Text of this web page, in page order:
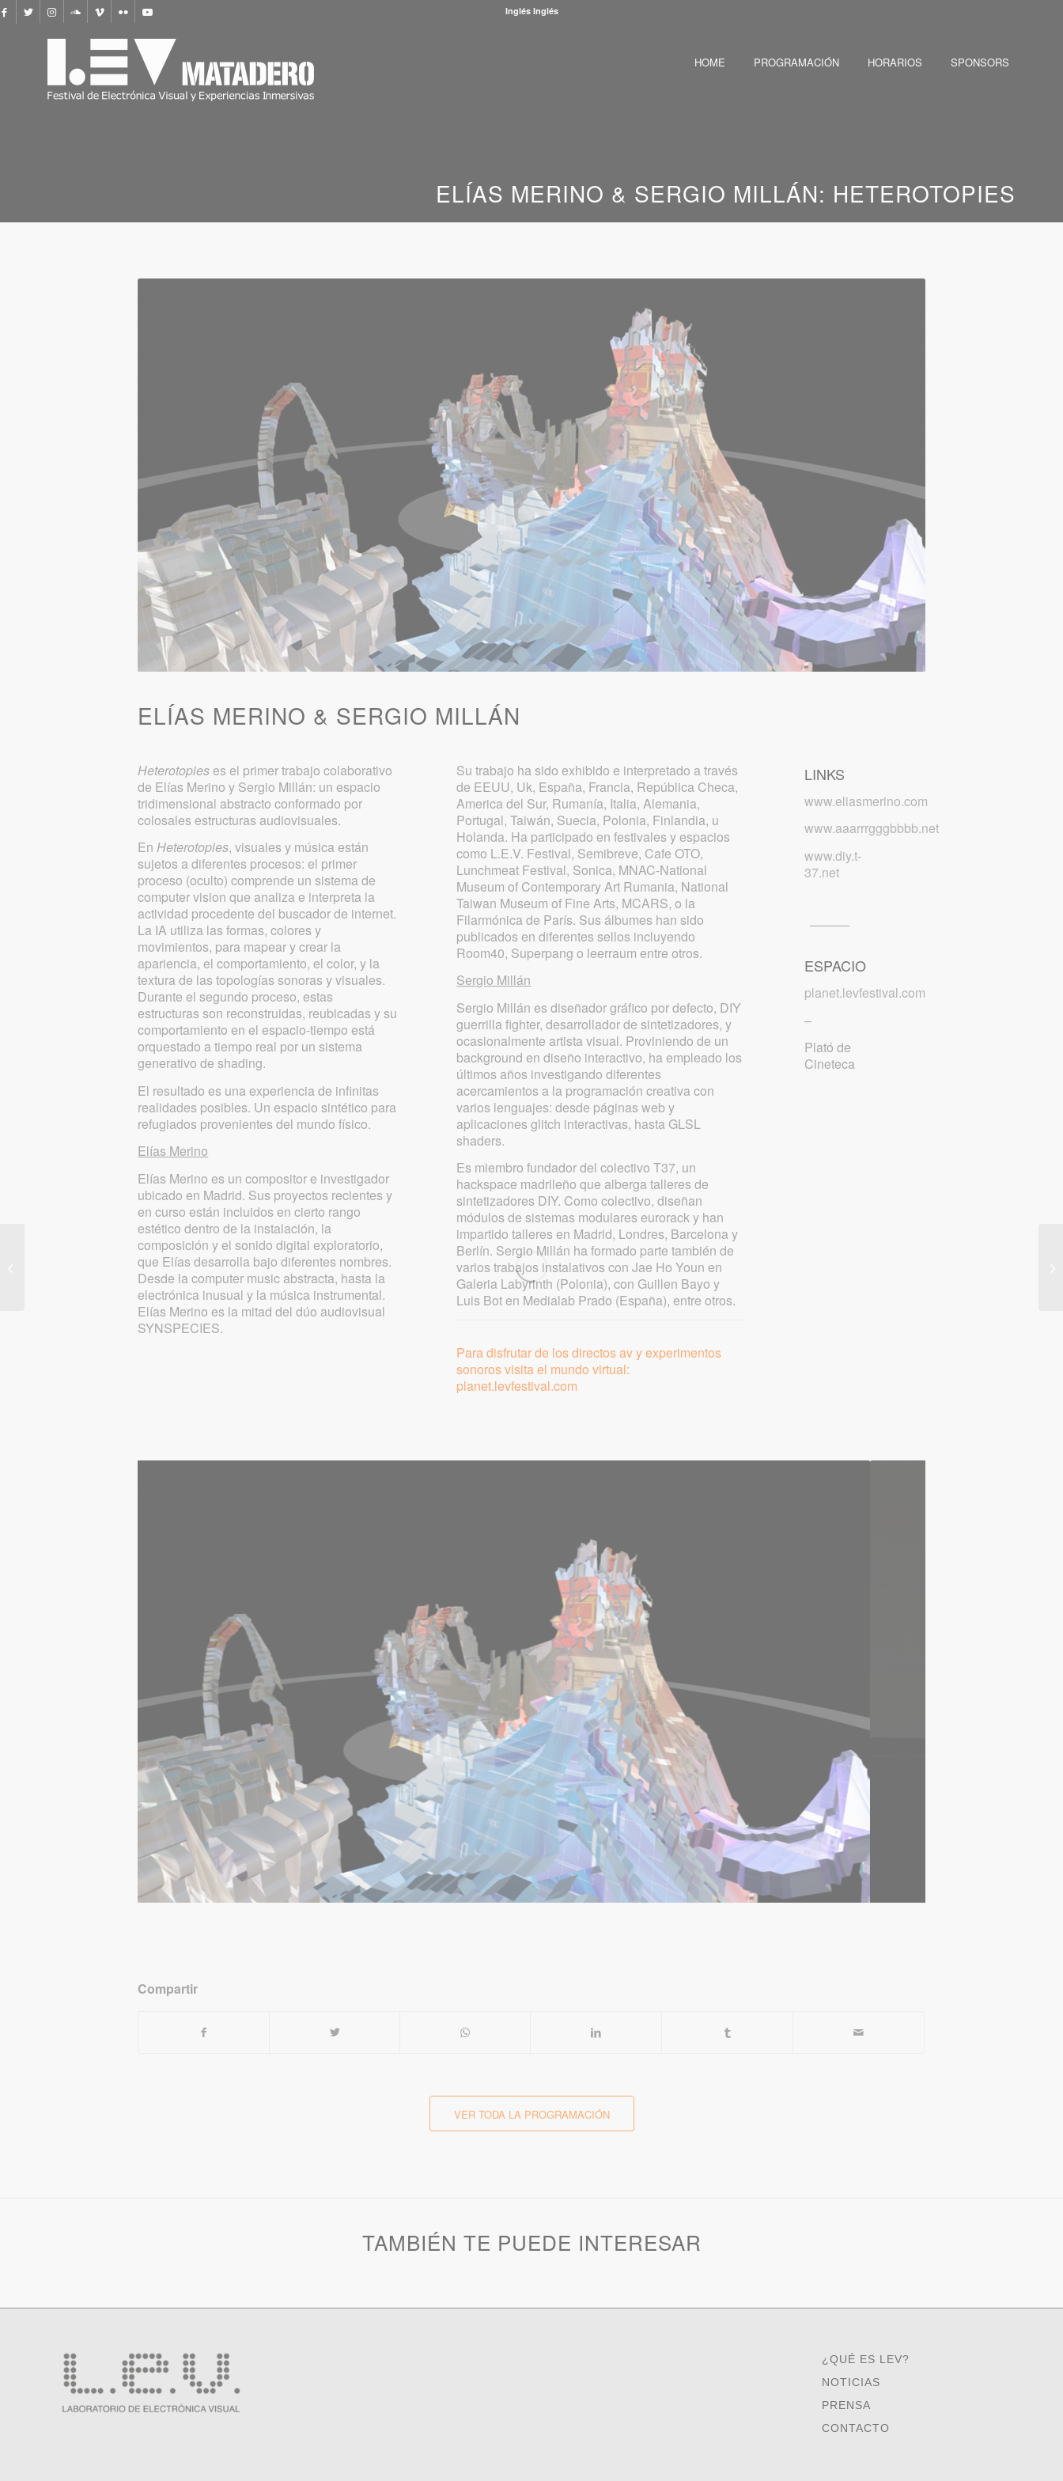
Inglés Inglés
HOME PROGRAMACIÓN HORARIOS SPONSORS
ELÍAS MERINO & SERGIO MILLÁN: HETEROTOPIES
ELÍAS MERINO & SERGIO MILLÁN
Heterotopieses el primer trabajo colaborativo
de Elías Merino y Sergio Millán: un espacio
tridimensional abstracto conformado por
colosales estructuras audiovisuales.
EnHeterotopies, visuales y música están
sujetos a diferentes procesos: el primer
proceso (oculto) comprende un sistema de
computer vision que analiza e interpreta la
actividad procedente del buscador de internet.
La IA utiliza las formas, colores y
movimientos, para mapear y crear la
apariencia, el comportamiento, el color, y la
textura de las topologías sonoras y visuales.
Durante el segundo proceso, estas
estructuras son reconstruidas, reubicadas y su
comportamiento en el espacio-tiempo está
orquestado a tiempo real por un sistema
generativo de shading.
El resultado es una experiencia de infinitas
realidades posibles. Un espacio sintético para
refugiados provenientes del mundo físico.
Elías Merino
Elías Merino es un compositor e investigador
ubicado en Madrid. Sus proyectos recientes y
en curso están incluidos en cierto rango
estético dentro de la instalación, la
composición y el sonido digital exploratorio,
que Elías desarrolla bajo diferentes nombres.
Desde la computer music abstracta, hasta la
electrónica inusual y la música instrumental.
Elías Merino es la mitad del dúo audiovisual
SYNSPECIES.
Su trabajo ha sido exhibido e interpretado a través
de EEUU, Uk, España, Francia, República Checa,
America del Sur, Rumanía, Italia, Alemania,
Portugal, Taiwán, Suecia, Polonia, Finlandia, u
Holanda. Ha participado en festivales y espacios
como L.E.V. Festival, Semibreve, Cafe OTO,
Lunchmeat Festival, Sonica, MNAC-National
Museum of Contemporary Art Rumania, National
Taiwan Museum of Fine Arts, MCARS, o la
Filarmónica de París. Sus álbumes han sido
publicados en diferentes sellos incluyendo
Room40, Superpang o leerraum entre otros.
Sergio Millán
Sergio Millán es diseñador gráfico por defecto, DIY
guerrilla fighter, desarrollador de sintetizadores, y
ocasionalmente artista visual. Proviniendo de un
background en diseño interactivo, ha empleado los
últimos años investigando diferentes
acercamientos a la programación creativa con
varios lenguajes: desde páginas web y
aplicaciones glitch interactivas, hasta GLSL
shaders.
Es miembro fundador del colectivo T37, un
hackspace madrileño que alberga talleres de
sintetizadores DIY. Como colectivo, diseñan
módulos de sistemas modulares eurorack y han
impartido talleres en Madrid, Londres, Barcelona y
Berlín. Sergio Millán ha formado parte también de
varios trabajos instalativos con Jae Ho Youn en
Galeria Labyrinth (Polonia), con Guillen Bayo y
Luis Bot en Medialab Prado (España), entre otros.
Para disfrutar de los directos av y experimentos
sonoros visita el mundo virtual:
planet.levfestival.com
LINKS
www.eliasmerino.com
www.aaarrrgggbbbb.net
www.diy.t-
37.net
ESPACIO
planet.levfestival.com
–
Plató de
Cineteca
Compartir
VER TODA LA PROGRAMACIÓN
TAMBIÉN TE PUEDE INTERESAR
¿QUÉ ES LEV?
NOTICIAS
PRENSA
CONTACTO